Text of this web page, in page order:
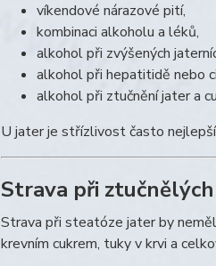
víkendové nárazové pití,
kombinaci alkoholu a léků,
alkohol při zvýšených
alkohol při hepatitidě nebo
alkohol při ztučnění jater a
U jater je střízlivost často
Strava při
Strava při steatóze jater by
krevním cukrem, tuky v krvi a